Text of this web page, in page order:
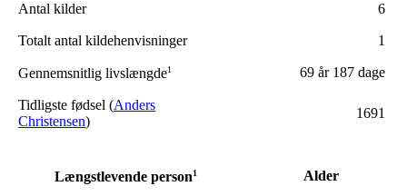
Antal kilder 6
Totalt antal kildehenvisninger 1
Gennemsnitlig livslængde1 69 år 187 dage
Tidligste fødsel (Anders
Christensen)
1691
Længstlevende person1 Alder